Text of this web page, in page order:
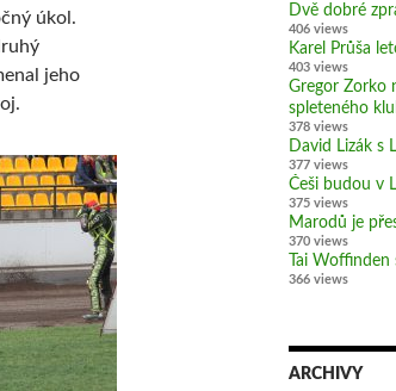
úkol.
jeho
Dvě dobré
406 views
Karel Průša
403 views
Gregor Zorko
spleteného
378 views
David Lizák s
377 views
Češi budou v
375 views
Marodů je
370 views
Tai
366 views
ARCHIVY